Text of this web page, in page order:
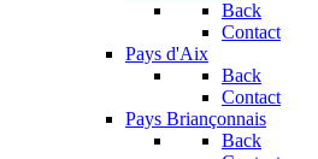
Back
Contact
Pays d'Aix
Back
Contact
Pays Briançonnais
Back